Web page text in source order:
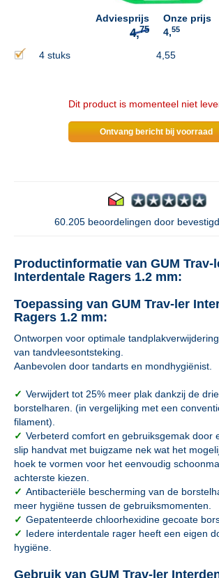
Adviesprijs
Onze prijs
4,55
4 stuks 4,55
Dit product is momenteel niet
Ontvang bericht bij voorraad
60.205 beoordelingen door
Productinformatie van GUM Trav-
Interdentale Ragers 1.2 mm:
Toepassing van GUM Trav-ler
Ragers 1.2 mm:
Ontworpen voor optimale
van tandvleesontsteking.
Aanbevolen door tandarts en mondhygiënist.
✓ Verwijdert tot 25% meer plak dankzij de
borstelharen. (in vergelijking met een
filament).
✓ Verbeterd comfort en gebruiksgemak door
slip handvat met buigzame nek wat het
hoek te vormen voor het eenvoudig
achterste kiezen.
✓ Antibacteriële bescherming van de
meer hygiëne tussen de gebruiksmomenten.
✓ Gepatenteerde chloorhexidine gecoate
✓ Iedere interdentale rager heeft een eigen
hygiëne.
Gebruik van GUM Trav-ler